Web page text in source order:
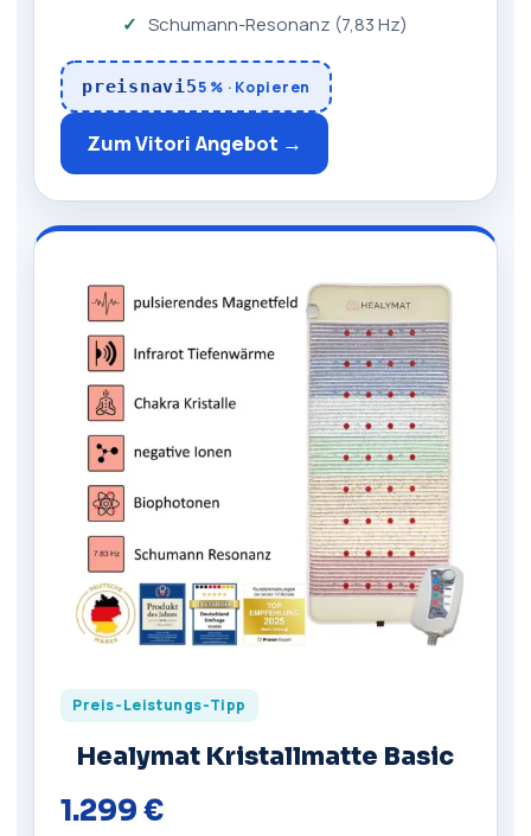
Schumann-Resonanz (7,83 Hz)
preisnavi55 % · Kopieren
Zum Vitori Angebot →
Preis-Leistungs-Tipp
Healymat Kristallmatte Basic
1.299 €